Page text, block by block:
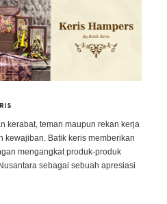
kerabat, teman maupun rekan kerja
kewajiban. Batik keris memberikan
mengangkat produk-produk
sebagai sebuah apresiasi